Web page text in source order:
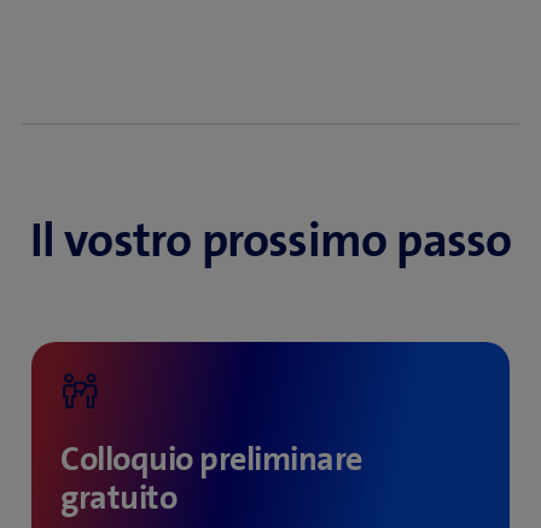
Il vostro prossimo passo
Colloquio preliminare
gratuito